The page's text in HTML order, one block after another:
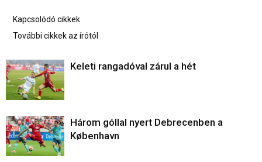
Kapcsolódó cikkek
További cikkek az írótól
Keleti rangadóval zárul a hét
Három góllal nyert Debrecenben a
København